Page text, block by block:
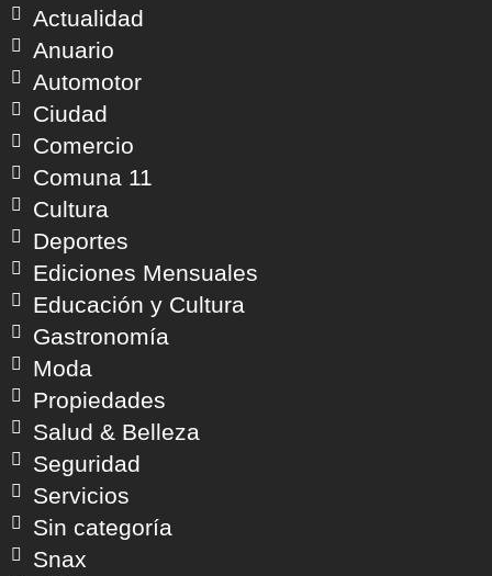
Actualidad
Anuario
Automotor
Ciudad
Comercio
Comuna 11
Cultura
Deportes
Ediciones Mensuales
Educación y Cultura
Gastronomía
Moda
Propiedades
Salud & Belleza
Seguridad
Servicios
Sin categoría
Snax